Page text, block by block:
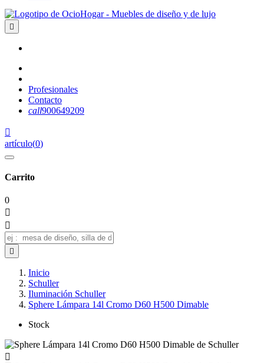

Profesionales
Contacto
call900649209

artículo(0)
Carrito
0



Inicio
Schuller
Iluminación Schuller
Sphere Lámpara 14l Cromo D60 H500 Dimable
Stock
